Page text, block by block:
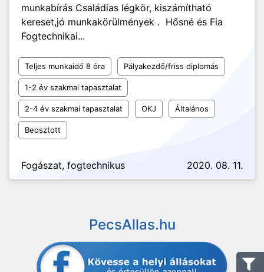
munkabírás Családias légkör, kiszámítható
kereset,jó munkakörülmények . Hősné és Fia
Fogtechnikai...
Teljes munkaidő 8 óra Pályakezdő/friss diplomás
1-2 év szakmai tapasztalat
2-4 év szakmai tapasztalat OKJ Általános
Beosztott
Fogászat, fogtechnikus 2020. 08. 11.
PecsAllas.hu